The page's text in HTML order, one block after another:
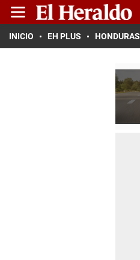
INICIO EH PLUS HONDURAS